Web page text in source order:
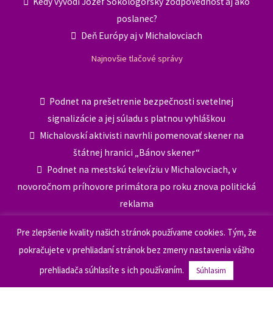
právneho štátu na Slovensku. ...
Čítaj viac →
Pre zlepšenie kvality našich stránok používame cookies. Tým, že
pokračujete v prehliadaní stránok bez zmeny nastavenia vášho
prehliadača súhlasíte s ich používaním.
Súhlasim